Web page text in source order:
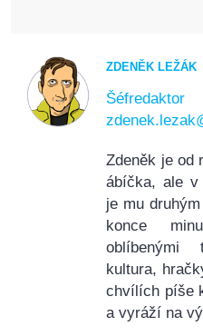
ZDENĚK LEŽÁK
Šéfredaktor
Zdeněk je od
ábíčka, ale v
je mu
konce
oblíbenými
kultura,
chvílích píše
a vyráží na